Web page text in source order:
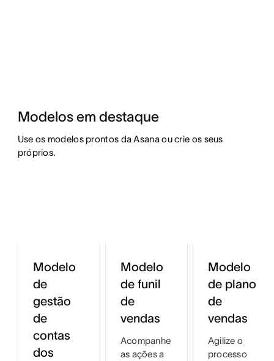
Modelos em destaque
Use os modelos prontos da Asana ou crie os seus
próprios.
Modelo
de
gestão
de
contas
dos
Modelo
de funil
de
vendas
Acompanhe
as ações a
Modelo
de plano
de
vendas
Agilize o
processo